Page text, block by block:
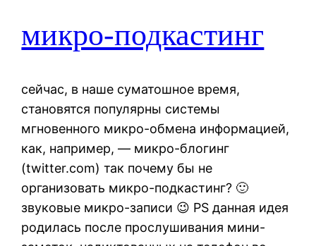
микро-подкастинг
сейчас, в наше суматошное время,
становятся популярны системы
мгновенного микро-обмена информацией,
как, например, — микро-блогинг
(twitter.com) так почему бы не
организовать микро-подкастинг? 🙂
звуковые микро-записи 😉 PS данная идея
родилась после прослушивания мини-